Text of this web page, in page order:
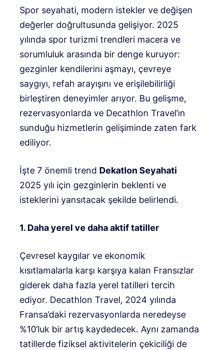
Spor seyahati, modern istekler ve değişen
değerler doğrultusunda gelişiyor. 2025
yılında spor turizmi trendleri macera ve
sorumluluk arasında bir denge kuruyor:
gezginler kendilerini aşmayı, çevreye
saygıyı, refah arayışını ve erişilebilirliği
birleştiren deneyimler arıyor. Bu gelişme,
rezervasyonlarda ve Decathlon Travel’ın
sunduğu hizmetlerin gelişiminde zaten fark
ediliyor.
İşte 7 önemli trend Dekatlon Seyahati
2025 yılı için gezginlerin beklenti ve
isteklerini yansıtacak şekilde belirlendi.
1. Daha yerel ve daha aktif tatiller
Çevresel kaygılar ve ekonomik
kısıtlamalarla karşı karşıya kalan Fransızlar
giderek daha fazla yerel tatilleri tercih
ediyor. Decathlon Travel, 2024 yılında
Fransa’daki rezervasyonlarda neredeyse
%10’luk bir artış kaydedecek. Aynı zamanda
tatillerde fiziksel aktivitelerin çekiciliği de